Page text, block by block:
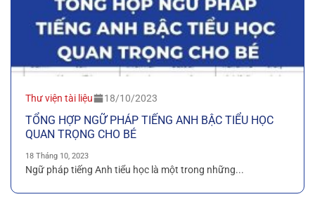
Thư viện tài liệu 18/10/2023
TỔNG HỢP NGỮ PHÁP TIẾNG ANH BẬC TIỂU HỌC
QUAN TRỌNG CHO BÉ
18 Tháng 10, 2023
Ngữ pháp tiếng Anh tiểu học là một trong những...